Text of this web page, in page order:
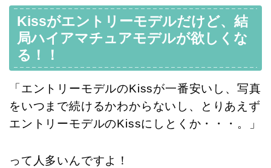
Kissがエントリーモデルだけど、結
局ハイアマチュアモデルが欲しくな
る！！
「エントリーモデルのKissが一番安いし、写真
をいつまで続けるかわからないし、とりあえず
エントリーモデルのKissにしとくか・・・。」
って人多いんですよ！